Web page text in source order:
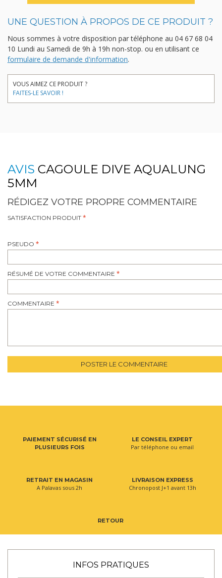
UNE QUESTION À PROPOS DE CE PRODUIT ?
Nous sommes à votre disposition par téléphone au 04 67 68 04
10 Lundi au Samedi de 9h à 19h non-stop. ou en utilisant ce
formulaire de demande d'information.
VOUS AIMEZ CE PRODUIT ?
FAITES-LE SAVOIR !
AVIS CAGOULE DIVE AQUALUNG
5MM
RÉDIGEZ VOTRE PROPRE COMMENTAIRE
SATISFACTION PRODUIT
PSEUDO
RÉSUMÉ DE VOTRE COMMENTAIRE
COMMENTAIRE
POSTER LE COMMENTAIRE
PAIEMENT SÉCURISÉ EN
PLUSIEURS FOIS
LE CONSEIL EXPERT
Par téléphone ou email
RETRAIT EN MAGASIN
A Palavas sous 2h
LIVRAISON EXPRESS
Chronopost J+1 avant 13h
RETOUR
INFOS PRATIQUES